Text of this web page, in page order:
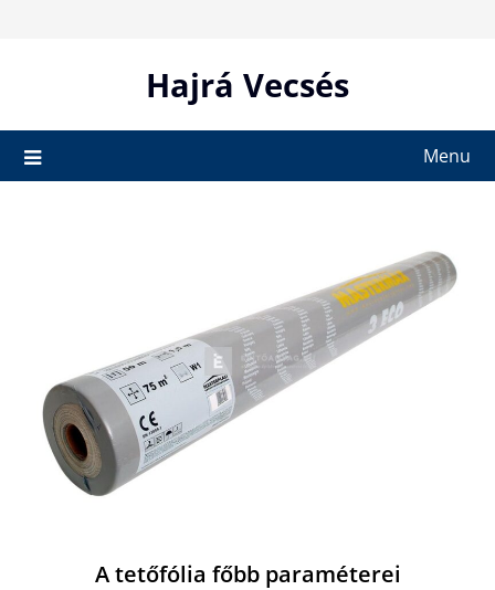
Hajrá Vecsés
Menu
A tetőfólia főbb paraméterei